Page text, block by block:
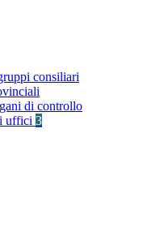
consiliari
di controllo
uffici 3